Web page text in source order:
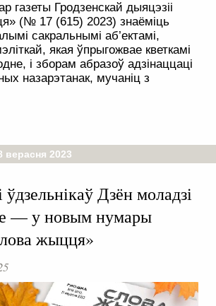
газеты Гродзенскай дыяцэзіі
(№ 17 (615) 2023) знаёміць
сакральнымі аб’ектамі,
якая ўпрыгожвае кветкамі
і зборам абразоў адзінаццаці
назарэтанак, мучаніц з
верасня 2023
Дзён моладзі
— у новым нумары
жыцця»